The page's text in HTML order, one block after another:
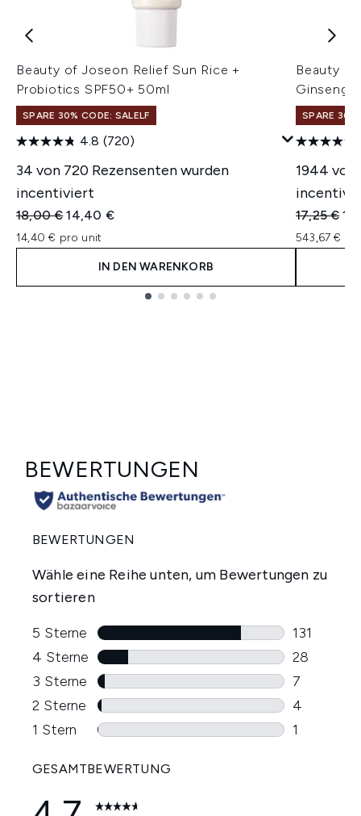
Beauty of Joseon Relief Sun Rice +
Probiotics SPF50+ 50ml
SPARE 30% CODE: SALELF
4.8 (720)
34 von 720 Rezensenten wurden
incentiviert
Unverbindliche Preisempfehlung:
18,00 €Aktueller Preis:
14,40 €
14,40 € pro unit
IN DEN WARENKORB
Beauty of
Ginseng
SPARE 30%
1944 von
17,25 €
543,67 €